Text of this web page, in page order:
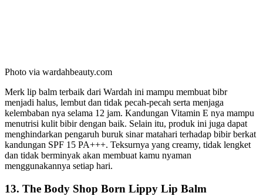
Photo via wardahbeauty.com
Merk lip balm terbaik dari Wardah ini mampu membuat bibr
menjadi halus, lembut dan tidak pecah-pecah serta menjaga
kelembaban nya selama 12 jam. Kandungan Vitamin E nya mampu
menutrisi kulit bibir dengan baik. Selain itu, produk ini juga dapat
menghindarkan pengaruh buruk sinar matahari terhadap bibir berkat
kandungan SPF 15 PA+++. Teksurnya yang creamy, tidak lengket
dan tidak berminyak akan membuat kamu nyaman
menggunakannya setiap hari.
13. The Body Shop Born Lippy Lip Balm